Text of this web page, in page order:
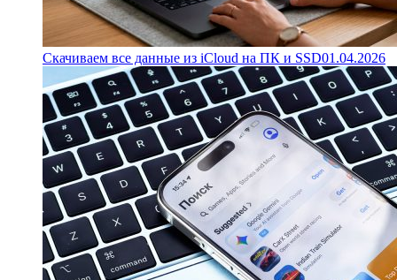
Скачиваем все данные из iCloud на ПК и SSD01.04.2026